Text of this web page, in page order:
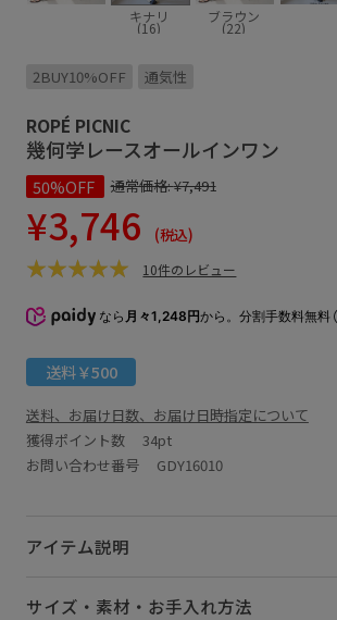
キナリ
(16)
ブラウン
(22)
2BUY10%OFF 通気性
ROPÉ PICNIC
幾何学レースオールインワン
50%OFF 通常価格:¥7,491
¥3,746 (税込)
10件のレビュー
なら 月々1,248円から。分割手数料無料
送料￥500
送料、お届け日数、お届け日時指定について
獲得ポイント数 34pt
お問い合わせ番号 GDY16010
アイテム説明
サイズ・素材・お手入れ方法